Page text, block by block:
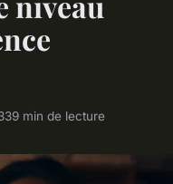
9 min de lecture